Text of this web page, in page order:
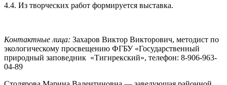
4.4. Из творческих работ формируется выставка.
Контактные лица: Захаров Виктор Викторович, методист по
экологическому просвещению ФГБУ «Государственный
природный заповедник «Тигирекский», телефон: 8-906-963-
04-89